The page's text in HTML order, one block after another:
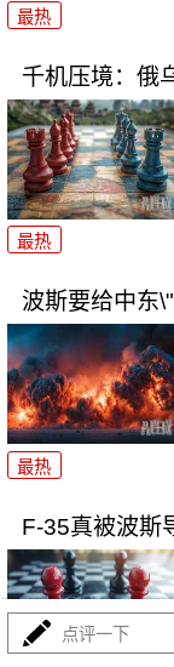
最热
千机压境：俄
最热
波斯要给中东
最热
F-35真被波斯
点评一下